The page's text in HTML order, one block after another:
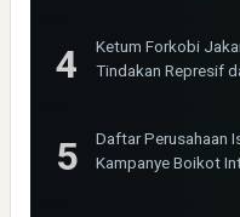
Ketum Forkobi
Tindakan Represif
Daftar Perusahaan
Kampanye Boikot